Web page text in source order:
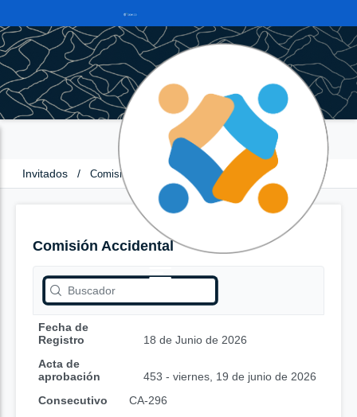
Invitados / Comisión Accidental
Comisión Accidental
Fecha de
Registro
18 de Junio de 2026
Acta de
aprobación
453 - viernes, 19 de junio de 2026
Consecutivo
CA-296